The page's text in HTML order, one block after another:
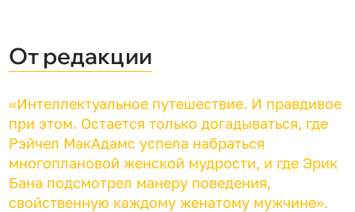
От редакции
«Интеллектуальное путешествие. И правдивое
при этом. Остается только догадываться, где
Рэйчел МакАдамс успела набраться
многоплановой женской мудрости, и где Эрик
Бана подсмотрел манеру поведения,
свойственную каждому женатому мужчине».